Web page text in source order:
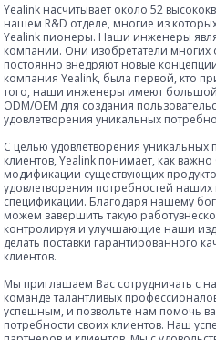
Yealink насчитывает около 52
нашем R&D отделе, многие из
Yealink пионеры. Наши инженеры
компании. Они изобретатели
постоянно внедряют новые
компания Yealink, была первой, кто
того, наши инженеры имеют большой
ODM/OEM для создания
удовлетворения уникальных
С целью удовлетворения уникальных
клиентов, Yealink понимает, как
модификации существующих
удовлетворения потребностей наших
спецификации. Благодаря нашему
можем завершить такую
контролируя и улучшающие наши
делать поставки гарантированного
клиентов.
Мы приглашаем Вас сотрудничать с
команде талантливых
успешным, и позвольте нам помочь
потребности своих клиентов. Наш